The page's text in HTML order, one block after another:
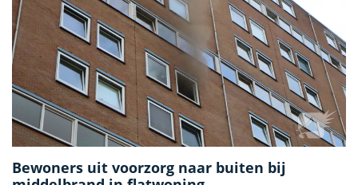
Bewoners uit voorzorg naar buiten bij